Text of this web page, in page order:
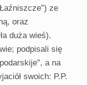
ze
oraz
duża wieś).
podpisali się
a na
swoich: P.P.